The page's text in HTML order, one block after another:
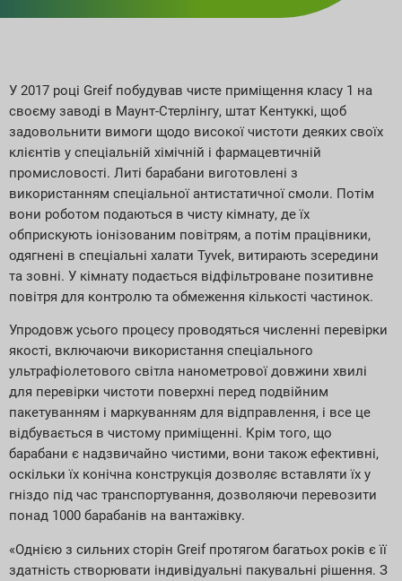
У 2017 році Greif побудував чисте приміщення класу 1 на
своєму заводі в Маунт-Стерлінгу, штат Кентуккі, щоб
задовольнити вимоги щодо високої чистоти деяких своїх
клієнтів у спеціальній хімічній і фармацевтичній
промисловості. Литі барабани виготовлені з
використанням спеціальної антистатичної смоли. Потім
вони роботом подаються в чисту кімнату, де їх
обприскують іонізованим повітрям, а потім працівники,
одягнені в спеціальні халати Tyvek, витирають зсередини
та зовні. У кімнату подається відфільтроване позитивне
повітря для контролю та обмеження кількості частинок.
Упродовж усього процесу проводяться численні перевірки
якості, включаючи використання спеціального
ультрафіолетового світла нанометрової довжини хвилі
для перевірки чистоти поверхні перед подвійним
пакетуванням і маркуванням для відправлення, і все це
відбувається в чистому приміщенні. Крім того, що
барабани є надзвичайно чистими, вони також ефективні,
оскільки їх конічна конструкція дозволяє вставляти їх у
гніздо під час транспортування, дозволяючи перевозити
понад 1000 барабанів на вантажівку.
«Однією з сильних сторін Greif протягом багатьох років є її
здатність створювати індивідуальні пакувальні рішення. З